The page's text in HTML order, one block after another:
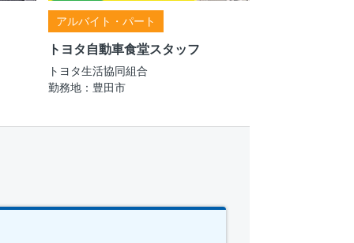
アルバイト・パート
トヨタ自動車食堂スタッフ
トヨタ生活協同組合
勤務地：豊田市